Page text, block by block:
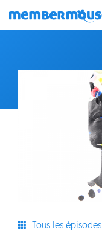
Commencer
Tous les épisodes